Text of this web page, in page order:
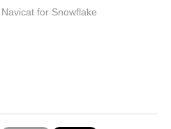
Navicat for Snowflake